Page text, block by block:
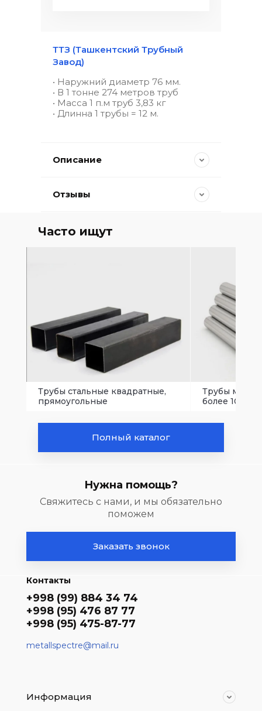
ТТЗ (Ташкентский Трубный
Завод)
• Наружний диаметр 76 мм.
• В 1 тонне 274 метров труб
• Масса 1 п.м труб 3,83 кг
• Длинна 1 трубы = 12 м.
Описание
Отзывы
Часто ищут
Трубы стальные квадратные,
прямоугольные
Трубы
более 102
Полный каталог
Нужна помощь?
Свяжитесь с нами, и мы обязательно
поможем
Заказать звонок
Контакты
+998 (99) 884 34 74
+998 (95) 476 87 77
+998 (95) 475-87-77
metallspectre@mail.ru
Информация